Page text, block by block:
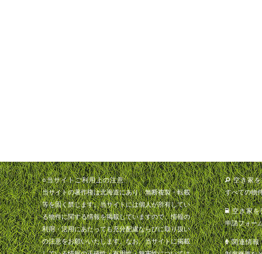
○当サイトご利用上の注意
当サイトの著作権は北海道にあり、無断複製・転載
等を固く禁じます。当サイトには個人が所有してい
る物件に関する情報を掲載していますので、情報の
利用・活用にあたっても充分配慮ならびに取り扱い
の注意をお願いいたします。なお、当サイトに掲載
空き家を
すべての物
空き家を
申請フォー
関連情報